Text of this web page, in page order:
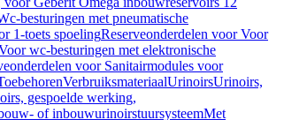
besturingen met pneumatische
1-toets spoelingReserveonderdelen voor Voor
wc-besturingen met elektronische
voor Sanitairmodules voor
VerbruiksmateriaalUrinoirsUrinoirs,
gespoelde werking,
of inbouwurinoirstuursysteemMet